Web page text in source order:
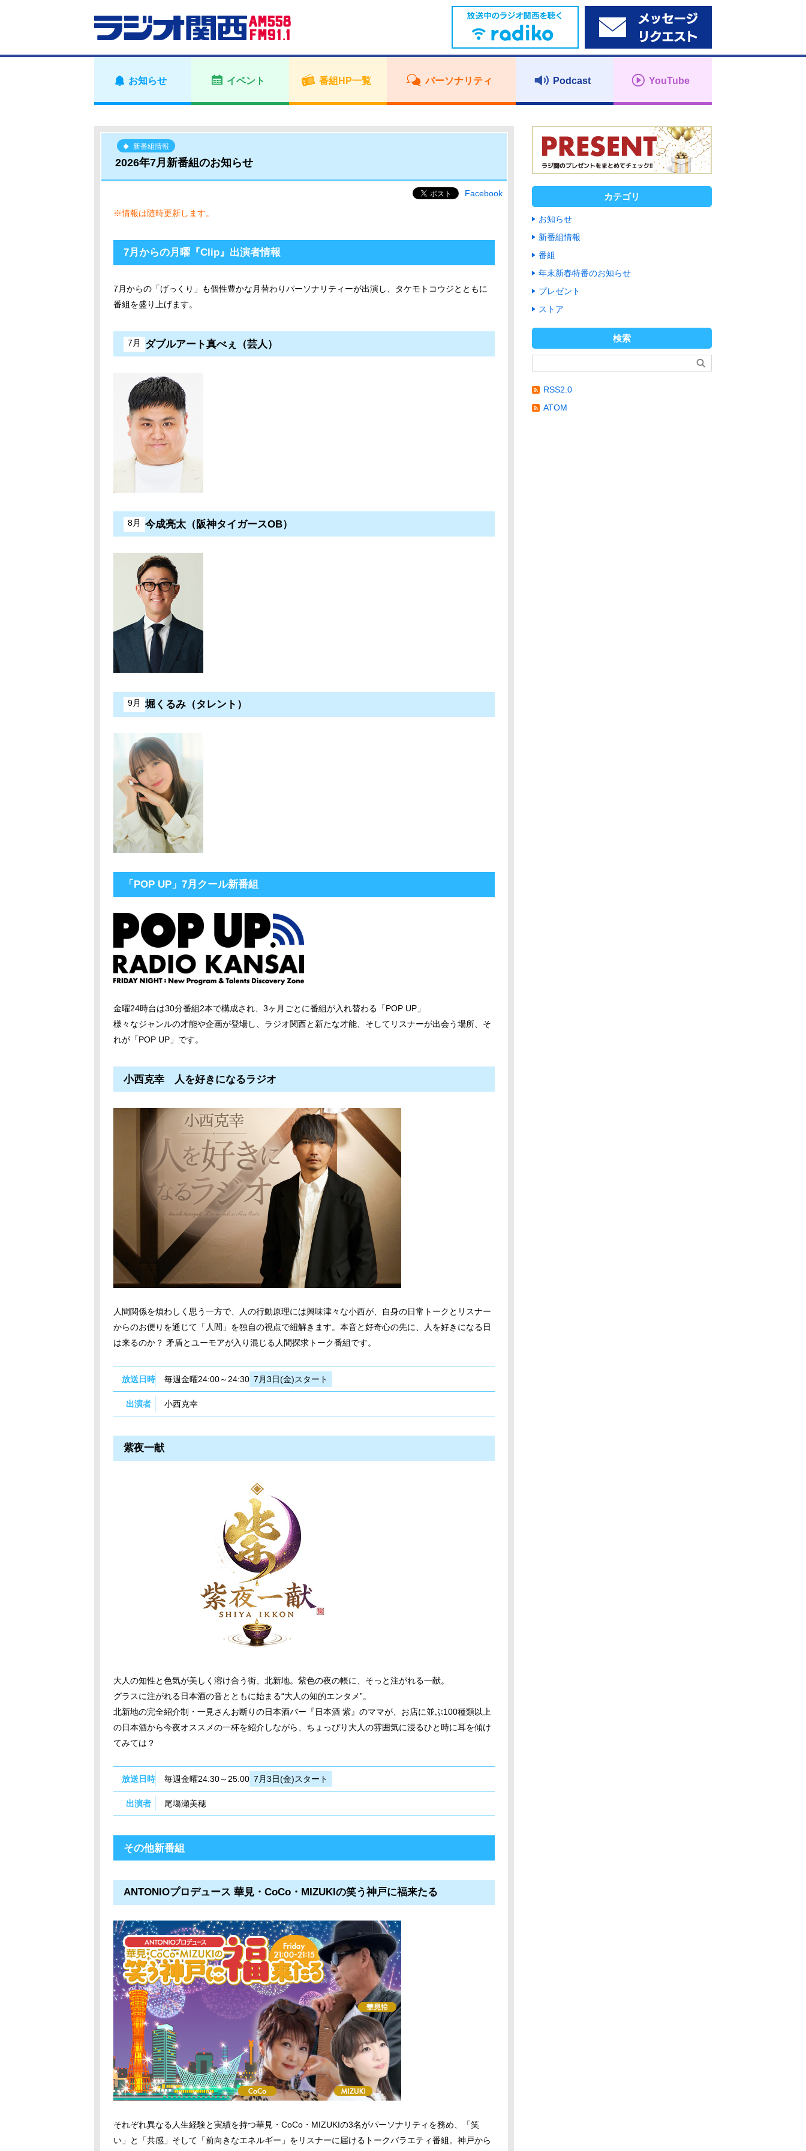
お知らせ イベント 番組HP一覧 パーソナリティ Podcast YouTube
新番組情報
2026年7月新番組のお知らせ
Facebook
※情報は随時更新します。
7月からの月曜『Clip』出演者情報
7月からの「げっくり」も個性豊かな月替わりパーソナリティーが出演し、タケモトコウジとともに
番組を盛り上げます。
7月 ダブルアート真べぇ（芸人）
8月 今成亮太（阪神タイガースOB）
9月 堀くるみ（タレント）
「POP UP」7⽉クール新番組
⾦曜24時台は30分番組2本で構成され、3ヶ⽉ごとに番組が⼊れ替わる「POP UP」
様々なジャンルの才能や企画が登場し、ラジオ関⻄と新たな才能、そしてリスナーが出会う場所、そ
れが「POP UP」です。
小西克幸 人を好きになるラジオ
人間関係を煩わしく思う一方で、人の行動原理には興味津々な小西が、自身の日常トークとリスナー
からのお便りを通じて「人間」を独自の視点で紐解きます。本音と好奇心の先に、人を好きになる日
は来るのか？ 矛盾とユーモアが入り混じる人間探求トーク番組です。
放送日時 毎週金曜24:00～24:30 7月3日(金)スタート
出演者 小西克幸
紫夜一献
大人の知性と色気が美しく溶け合う街、北新地。紫色の夜の帳に、そっと注がれる一献。
グラスに注がれる日本酒の音とともに始まる“大人の知的エンタメ”。
北新地の完全紹介制・一見さんお断りの日本酒バー『日本酒 紫』のママが、お店に並ぶ100種類以上
の日本酒から今夜オススメの一杯を紹介しながら、ちょっぴり大人の雰囲気に浸るひと時に耳を傾け
てみては？
放送日時 毎週金曜24:30～25:00 7月3日(金)スタート
出演者 尾塲瀬美穂
その他新番組
ANTONIOプロデュース 華見・CoCo・MIZUKIの笑う神戸に福来たる
それぞれ異なる人生経験と実績を持つ華見・CoCo・MIZUKIの3名がパーソナリティを務め、「笑
い」と「共感」そして「前向きなエネルギー」をリスナーに届けるトークバラエティ番組。神戸から
カテゴリ
お知らせ
新番組情報
番組
年末新春特番のお知らせ
プレゼント
ストア
検索
RSS2.0
ATOM